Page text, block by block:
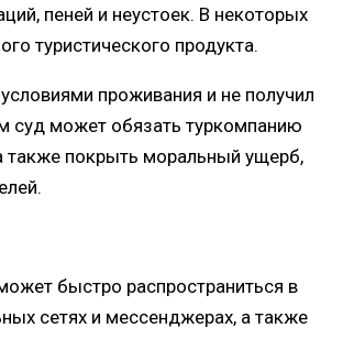
пеней и неустоек. В некоторых
туристического продукта.
проживания и не получил
суд может обязать туркомпанию
также покрыть моральный ущерб,
быстро распространиться в
сетях и мессенджерах, а также